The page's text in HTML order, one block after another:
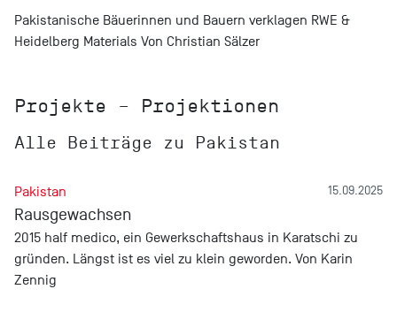
Pakistanische Bäuerinnen und Bauern verklagen RWE &
Heidelberg Materials Von Christian Sälzer
Projekte – Projektionen
Alle Beiträge zu Pakistan
15.09.2025
Pakistan
Rausgewachsen
2015 half medico, ein Gewerkschaftshaus in Karatschi zu
gründen. Längst ist es viel zu klein geworden. Von Karin
Zennig